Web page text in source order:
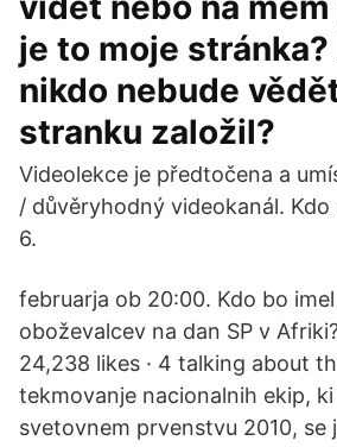
je to moje stránka?
nikdo nebude
stranku založil?
Videolekce je předtočena a
/ důvěryhodný videokanál.
6.
februarja ob 20:00. Kdo bo
oboževalcev na dan SP v
24,238 likes · 4 talking about
tekmovanje nacionalnih ekip,
svetovnem prvenstvu 2010, se